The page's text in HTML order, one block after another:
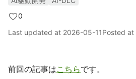
0
Last updated at 2026-05-11Posted at
前回の記事はこちらです。